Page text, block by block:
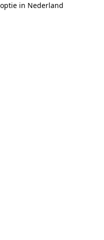
in Nederland